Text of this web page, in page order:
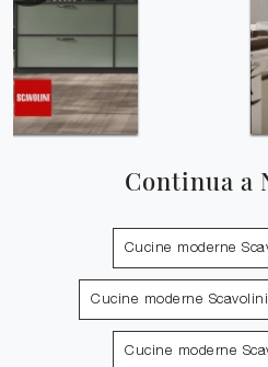
Continua a
Cucine moderne
Cucine moderne
Cucine moderne